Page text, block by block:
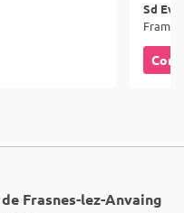
Sd
Frasnes-lez-Anvaing